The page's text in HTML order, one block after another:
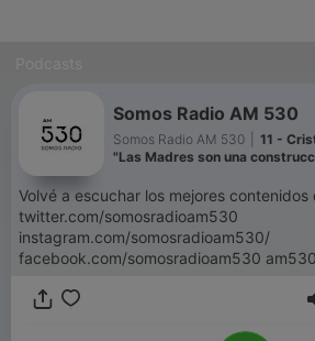
Somos Radio AM 530
Somos Radio AM 530
11 -
"Las Madres son una
Volvé a escuchar los mejores contenidos
twitter.com/somosradioam530
instagram.com/somosradioam530/
facebook.com/somosradioam530